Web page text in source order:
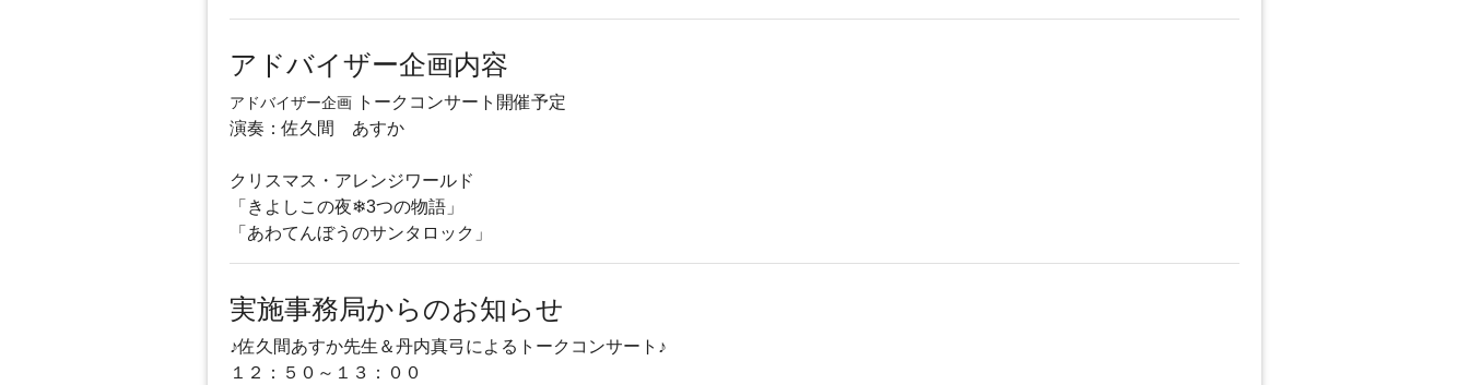
アドバイザー企画内容
アドバイザー企画 トークコンサート開催予定
演奏：佐久間 あすか
クリスマス・アレンジワールド
「きよしこの夜❄3つの物語」
「あわてんぼうのサンタロック」
実施事務局からのお知らせ
♪佐久間あすか先生＆丹内真弓によるトークコンサート♪
１２：５０～１３：００